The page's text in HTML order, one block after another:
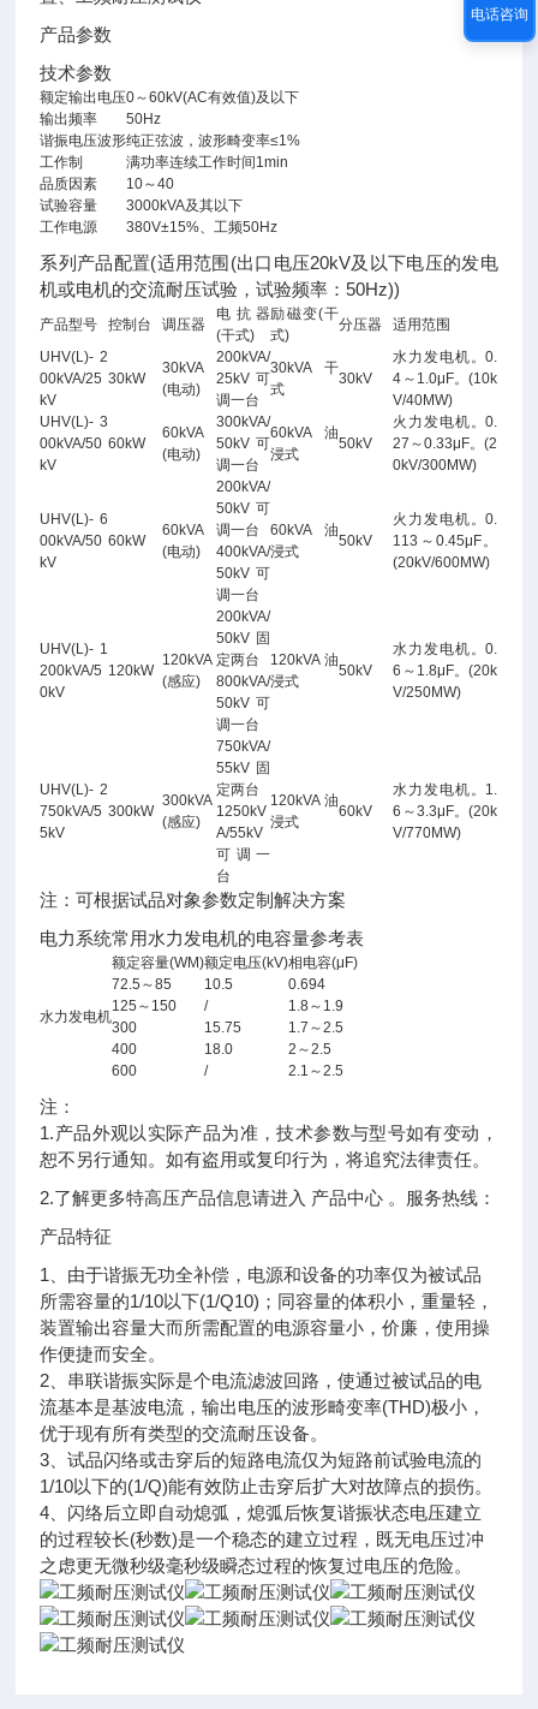
产品参数
技术参数
额定输出电压0～60kV(AC有效值)及以下
输出频率
50Hz
谐振电压波形纯正弦波，波形畸变率≤1%
工作制
满功率连续工作时间1min
品质因素
10～40
试验容量
3000kVA及其以下
工作电源
380V±15%、工频50Hz
系列产品配置(适用范围(出口电压20kV及以下电压的发电
机或电机的交流耐压试验，试验频率：50Hz))
产品型号 控制台 调压器
电抗器
(干式)
励磁变(干
式)
分压器
适用范围
UHV(L)- 2
00kVA/25
kV
30kW
30kVA
(电动)
200kVA/
25kV 可
调一台
30kVA 干
式
30kV
水力发电机。0.
4～1.0μF。(10k
V/40MW)
UHV(L)- 3
00kVA/50
kV
60kW
60kVA
(电动)
300kVA/
50kV 可
调一台
60kVA 油
浸式
50kV
火力发电机。0.
27～0.33μF。(2
0kV/300MW)
UHV(L)- 6
00kVA/50
kV
60kW
60kVA
(电动)
200kVA/
50kV 可
调一台
400kVA/
50kV 可
调一台
60kVA 油
浸式
50kV
火力发电机。0.
113～0.45μF。
(20kV/600MW)
UHV(L)- 1
200kVA/5
0kV
120kW
120kVA
(感应)
200kVA/
50kV 固
定两台
800kVA/
50kV 可
调一台
120kVA 油
浸式
50kV
水力发电机。0.
6～1.8μF。(20k
V/250MW)
UHV(L)- 2
750kVA/5
5kV
300kW
300kVA
(感应)
750kVA/
55kV 固
定两台
1250kV
A/55kV
可调一
台
120kVA 油
浸式
60kV
水力发电机。1.
6～3.3μF。(20k
V/770MW)
注：可根据试品对象参数定制解决方案
电力系统常用水力发电机的电容量参考表
水力发电机
额定容量(WM)额定电压(kV)相电容(μF)
72.5～85
10.5
0.694
125～150
/
1.8～1.9
300
15.75
1.7～2.5
400
18.0
2～2.5
600
/ 2.1～2.5
注：
1.产品外观以实际产品为准，技术参数与型号如有变动，
恕不另行通知。如有盗用或复印行为，将追究法律责任。
2.了解更多特高压产品信息请进入 产品中心 。服务热线：
产品特征
1、由于谐振无功全补偿，电源和设备的功率仅为被试品
所需容量的1/10以下(1/Q10)；同容量的体积小，重量轻，
装置输出容量大而所需配置的电源容量小，价廉，使用操
作便捷而安全。
2、串联谐振实际是个电流滤波回路，使通过被试品的电
流基本是基波电流，输出电压的波形畸变率(THD)极小，
优于现有所有类型的交流耐压设备。
3、试品闪络或击穿后的短路电流仅为短路前试验电流的
1/10以下的(1/Q)能有效防止击穿后扩大对故障点的损伤。
4、闪络后立即自动熄弧，熄弧后恢复谐振状态电压建立
的过程较长(秒数)是一个稳态的建立过程，既无电压过冲
之虑更无微秒级毫秒级瞬态过程的恢复过电压的危险。
电话咨询